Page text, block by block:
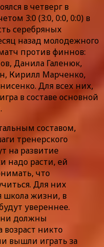
в четверг в
3:0 (3:0, 0:0, 0:0) в
серебряных
назад молодежного
против финнов:
Данила Галенюк,
Кирилл Марченко,
Для всех них,
в составе основной
составом,
тренерского
на развитие
надо расти, ей
что
Для них
школа жизни, в
увереннее.
должны
никто
вышли играть за